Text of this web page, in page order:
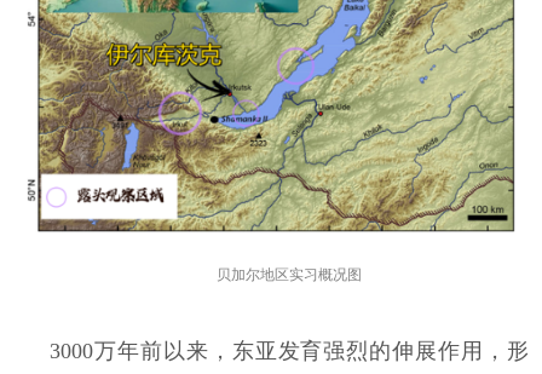
贝加尔地区实习概况图
3000万年前以来，东亚发育强烈的伸展作用，形